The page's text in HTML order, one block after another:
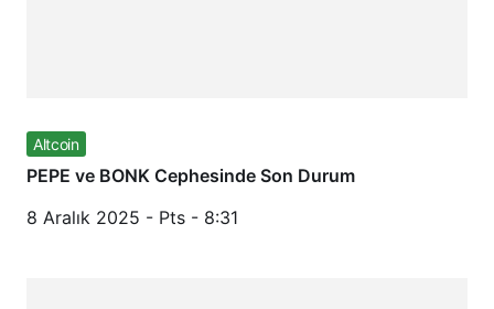
Altcoin
PEPE ve BONK Cephesinde Son Durum
8 Aralık 2025 - Pts - 8:31